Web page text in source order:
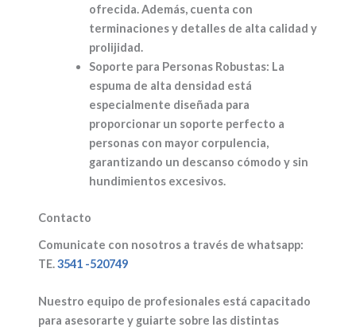
ofrecida. Además, cuenta con
terminaciones y detalles de alta calidad y
prolijidad.
Soporte para Personas Robustas: La
espuma de alta densidad está
especialmente diseñada para
proporcionar un soporte perfecto a
personas con mayor corpulencia,
garantizando un descanso cómodo y sin
hundimientos excesivos.
Contacto
Comunicate con nosotros a través de whatsapp:
TE.3541 -520749
Nuestro equipo de profesionales está capacitado
para asesorarte y guiarte sobre las distintas